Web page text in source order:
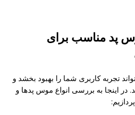
پد مناسب برای
تجربه کاربری شما را بهبود بخشد و
اینجا به بررسی انواع موس پدها و